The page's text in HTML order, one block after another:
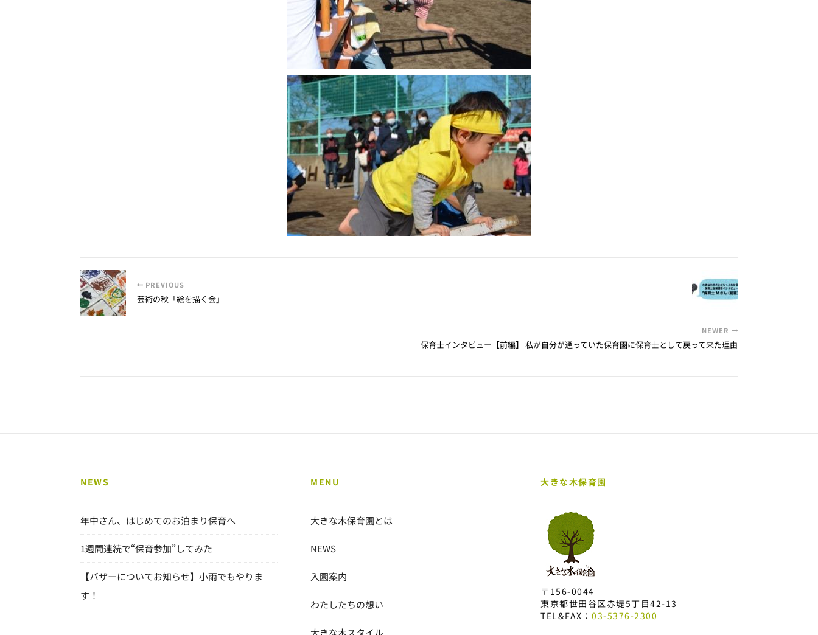
PREVIOUS
芸術の秋「絵を描く会」
NEWER
保育士インタビュー【前編】 私が自分が通っていた保育園に保育士として戻って来た理由
NEWS
年中さん、はじめてのお泊まり保育へ
1週間連続で“保育参加”してみた
【バザーについてお知らせ】小雨でもやりま
す！
MENU
大きな木保育園とは
NEWS
入園案内
わたしたちの想い
大きな木スタイル
大きな木保育園
〒156-0044
東京都世田谷区赤堤5丁目42-13
TEL&FAX： 03-5376-2300